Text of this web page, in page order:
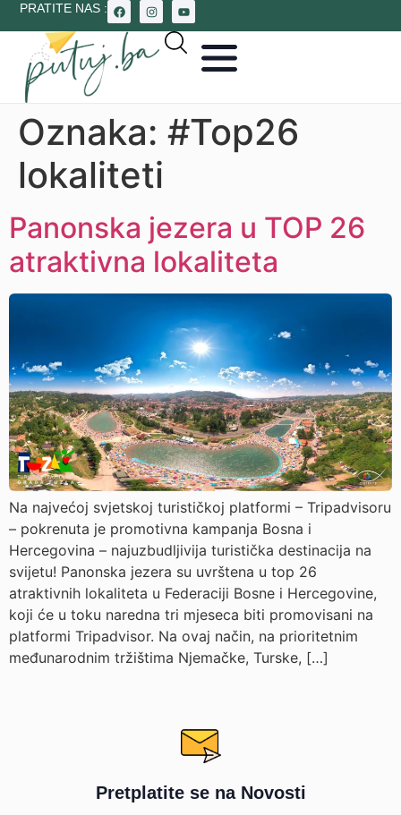
PRATITE NAS :
Oznaka: #Top26
lokaliteti
Panonska jezera u TOP 26
atraktivna lokaliteta
Na najvećoj svjetskoj turističkoj platformi – Tripadvisoru
– pokrenuta je promotivna kampanja Bosna i
Hercegovina – najuzbudljivija turistička destinacija na
svijetu! Panonska jezera su uvrštena u top 26
atraktivnih lokaliteta u Federaciji Bosne i Hercegovine,
koji će u toku naredna tri mjeseca biti promovisani na
platformi Tripadvisor. Na ovaj način, na prioritetnim
međunarodnim tržištima Njemačke, Turske, […]
Pretplatite se na Novosti